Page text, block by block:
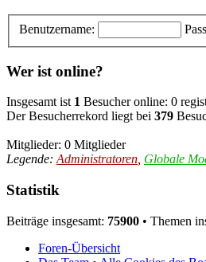
Benutzername:
Wer ist online?
Insgesamt ist 1 Besucher online: 0
Der Besucherrekord liegt bei 379
Mitglieder: 0 Mitglieder
Legende: Administratoren Globale
Statistik
Beiträge insgesamt: 75900 • Themen
Foren-Übersicht